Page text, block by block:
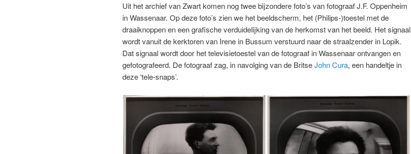
Uit het archief van Zwart komen nog twee bijzondere foto’s van fotograaf J.F. Oppenheim
in Wassenaar. Op deze foto’s zien we het beeldscherm, het (Philips-)toestel met de
draaiknoppen en een grafische verduidelijking van de herkomst van het beeld. Het signaal
wordt vanuit de kerktoren van Irene in Bussum verstuurd naar de straalzender in Lopik.
Dat signaal wordt door het televisietoestel van de fotograaf in Wassenaar ontvangen en
gefotografeerd. De fotograaf zag, in navolging van de BritseJohn Cura, een handeltje in
deze ‘tele-snaps’.